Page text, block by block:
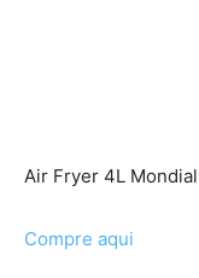
Air Fryer 4L Mondial
Compre aqui